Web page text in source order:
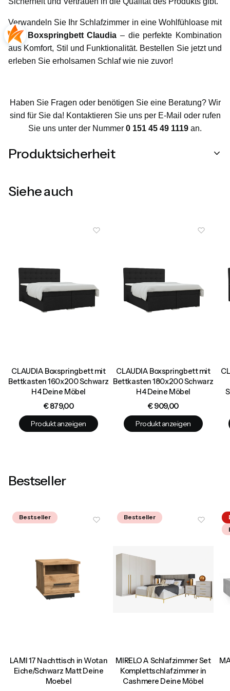
Verwandeln Sie Ihr Schlafzimmer in eine Wohlfühloase mit
dem
Boxspringbett Claudia – die perfekte Kombination
aus Komfort, Stil und Funktionalität. Bestellen Sie jetzt und
erleben Sie erholsamen Schlaf wie nie zuvor!
Haben Sie Fragen oder benötigen Sie eine Beratung? Wir
sind für Sie da! Kontaktieren Sie uns per E-Mail oder rufen
Sie uns unter der Nummer 0 151 45 49 1119 an.
Produktsicherheit
Siehe auch
CLAUDIA Boxspringbett mit
Bettkasten 160x200 Schwarz
H4 Deine Möbel
Preis
€ 879,00
Produkt anzeigen
CLAUDIA Boxspringbett mit
Bettkasten 180x200 Schwarz
H4 Deine Möbel
Preis
€ 909,00
Produkt anzeigen
Bestseller
Bestseller
LAMI 17 Nachttisch in Wotan
Eiche/Schwarz Matt Deine
Moebel
Bestseller
MIRELO A Schlafzimmer Set
Komplettschlafzimmer in
Cashmere Deine Möbel